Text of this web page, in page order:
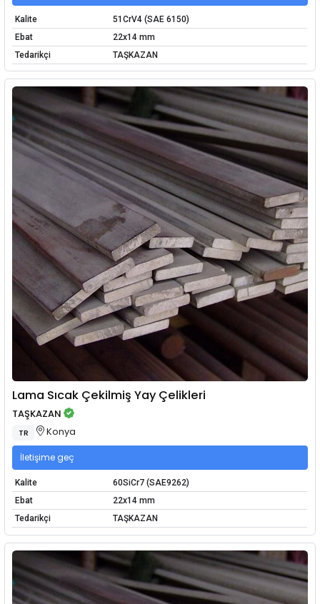
Kalite
51CrV4 (SAE 6150)
Ebat
22x14 mm
Tedarikçi
TAŞKAZAN
Lama Sıcak Çekilmiş Yay Çelikleri
TAŞKAZAN
TR Konya
İletişime geç
Kalite
60SiCr7 (SAE9262)
Ebat
22x14 mm
Tedarikçi
TAŞKAZAN